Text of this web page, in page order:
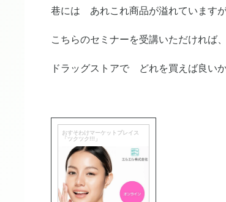
巷には あれこれ商品が溢れていますが
こちらのセミナーを受講いただければ
ドラッグストアで どれを買えば良い
おすそわけマーケットプレイス
「ツクツク!!!」